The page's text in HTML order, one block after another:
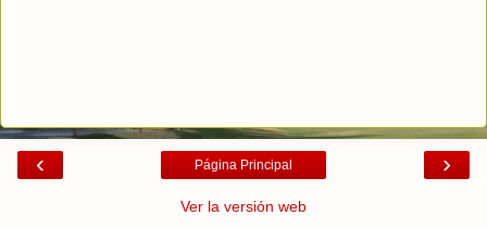
‹ ›
Página Principal
Ver la versión web